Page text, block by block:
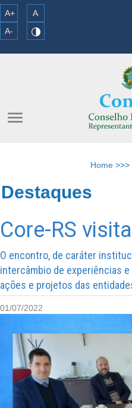
A+
A
A-
menu
Home >>>
Destaques
Core-RS
O encontro, de caráter
intercâmbio de experiências
ações e projetos das
01/07/2022